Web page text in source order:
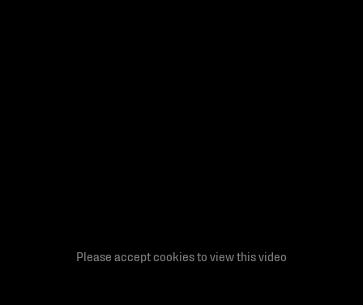
Please accept cookies to view this video